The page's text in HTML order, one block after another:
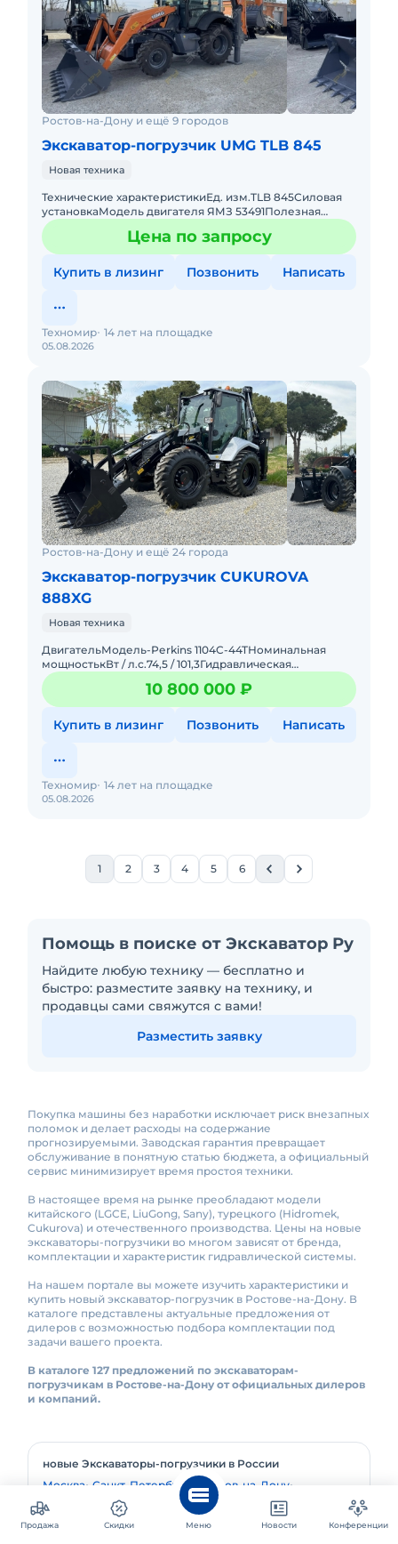
Ростов-на-Дону и ещё 9 городов
Экскаватор-погрузчик UMG TLB 845
Новая техника
Технические характеристикиЕд. изм.TLB 845Силовая
установкаМодель двигателя ЯМЗ 53491Полезная
мощность двигателякВт (л.с.)73 (99)Номинальная
частота вращения двиЦена по запросу
Купить в лизинг Позвонить Написать
05.08.2026
Техномир 14 лет на площадке
Ростов-на-Дону и ещё 24 города
Экскаватор-погрузчик CUKUROVA
888XG
Новая техника
ДвигательМодель-Реrkins 1104C-44TНоминальная
мощностькВт / л.с.74,5 / 101,3Гидравлическая
системаГидравлический насос-Аксиально-поршневой
насосМаксимальный пото10 800 000 ₽
Купить в лизинг Позвонить Написать
05.08.2026
Техномир 14 лет на площадке
1 2 3 4 5 6
Помощь в поиске от Экскаватор Ру
Найдите любую технику — бесплатно и
быстро: разместите заявку на технику, и
продавцы сами свяжутся с вами!
Разместить заявку
Покупка машины без наработки исключает риск внезапных
поломок и делает расходы на содержание
прогнозируемыми. Заводская гарантия превращает
обслуживание в понятную статью бюджета, а официальный
сервис минимизирует время простоя техники.
В настоящее время на рынке преобладают модели
китайского (LGCE, LiuGong, Sany), турецкого (Hidromek,
Cukurova) и отечественного производства. Цены на новые
экскаваторы-погрузчики во многом зависят от бренда,
комплектации и характеристик гидравлической системы.
На нашем портале вы можете изучить характеристики и
купить новый экскаватор-погрузчик в Ростове-на-Дону. В
каталоге представлены актуальные предложения от
дилеров с возможностью подбора комплектации под
задачи вашего проекта.
В каталоге 127 предложений по экскаваторам-
погрузчикам в Ростове-на-Дону от официальных дилеров
и компаний.
новые Экскаваторы-погрузчики в России
Москва Санкт-Петербург Ростов-на-Дону
Краснодар
Самара Уфа
Екатеринбург
Новосибирск Волгоград Казань
Продажа Скидки Меню Новости Конференции